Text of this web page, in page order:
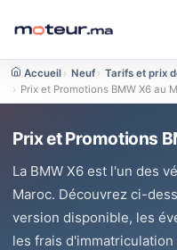
Accueil › Neuf › Tarifs et prix
› Prix et Promotions BMW X6 au
Prix et Promotions
La BMW X6 est l'un des
Maroc. Découvrez ci-
version disponible, les
les frais